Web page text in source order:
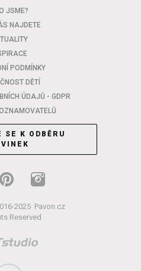
JSME?
NAJDETE
PODMÍNKY
DĚTÍ
ÚDAJŮ - GDPR
SE K ODBĚRU
2025 Pavon.cz
Reserved